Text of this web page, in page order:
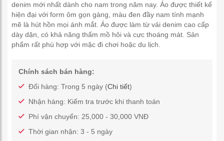
denim mới nhất dành cho nam trong năm nay. Áo được thiết kế
hiện đại với form ôm gọn gàng, màu đen đầy nam tính mạnh
mẽ là hút hồn mọi ánh mắt. Áo được làm từ vải denim cao cấp
dày dặn, có khả năng thấm mồ hôi và cực thoáng mát. Sản
phẩm rất phù hợp với mặc đi chơi hoặc du lịch.
Chính sách bán hàng:
Đổi hàng: Trong 5 ngày (Chi tiết)
Nhận hàng: Kiểm tra trước khi thanh toán
Phí vận chuyển: 25,000 - 30,000 VNĐ
Thời gian nhận: 3 - 5 ngày